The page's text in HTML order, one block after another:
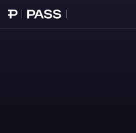
Paribu Pass Ana Sayfa